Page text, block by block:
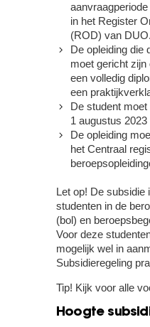
in het Register
(ROD) van DUO.
De opleiding die
moet gericht zijn
een volledig
een
De student moet
1 augustus
De opleiding
het Centraal
Let op! De subsidie
studenten in de
(bol) en
Voor deze
mogelijk wel in
Subsidieregeling
Tip! Kijk voor alle
Hoogte